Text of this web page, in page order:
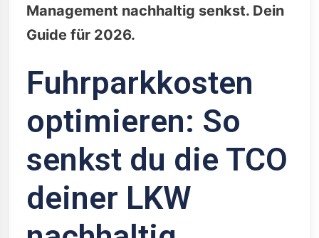
Management nachhaltig senkst. Dein
Guide für 2026.
Fuhrparkkosten
optimieren: So
senkst du die TCO
deiner LKW